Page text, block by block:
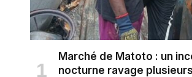
Marché de Matoto : un
nocturne ravage